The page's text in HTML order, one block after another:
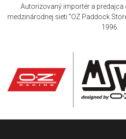
Autorizovaný importér a
medzinárodnej sieti "OZ Paddock
1996.